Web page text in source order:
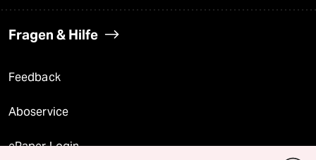
Fragen & Hilfe
Feedback
Aboservice
ePaper Login